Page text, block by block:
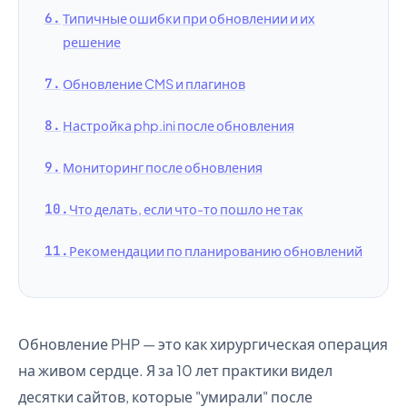
Типичные ошибки при обновлении и их
решение
Обновление CMS и плагинов
Настройка php.ini после обновления
Мониторинг после обновления
Что делать, если что-то пошло не так
Рекомендации по планированию обновлений
Обновление PHP — это как хирургическая операция
на живом сердце. Я за 10 лет практики видел
десятки сайтов, которые "умирали" после